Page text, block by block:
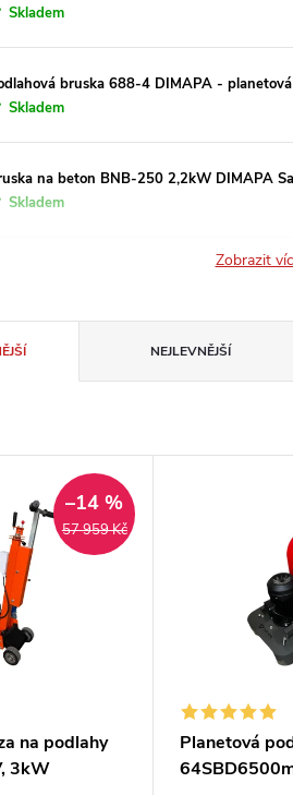
Skladem
bruska 688-4 DIMAPA -
Skladem
na beton BNB-250 2,2kW DIMAPA
Skladem
Zobrazit
NEJLEVNĚJŠÍ
57 959 Kč
–14 %
na podlahy
3kW
Planetová